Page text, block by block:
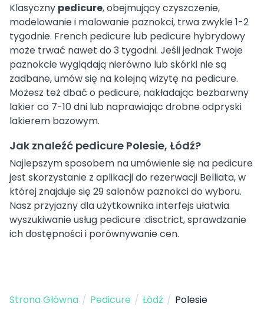
Klasyczny pedicure, obejmujący czyszczenie,
modelowanie i malowanie paznokci, trwa zwykle 1-2
tygodnie. French pedicure lub pedicure hybrydowy
może trwać nawet do 3 tygodni. Jeśli jednak Twoje
paznokcie wyglądają nierówno lub skórki nie są
zadbane, umów się na kolejną wizytę na pedicure.
Możesz też dbać o pedicure, nakładając bezbarwny
lakier co 7-10 dni lub naprawiając drobne odpryski
lakierem bazowym.
Jak znaleźć pedicure Polesie, Łódź?
Najlepszym sposobem na umówienie się na pedicure
jest skorzystanie z aplikacji do rezerwacji Belliata, w
której znajduje się 29 salonów paznokci do wyboru.
Nasz przyjazny dla użytkownika interfejs ułatwia
wyszukiwanie usług pedicure :disctrict, sprawdzanie
ich dostępności i porównywanie cen.
Strona Główna / Pedicure / Łódź / Polesie